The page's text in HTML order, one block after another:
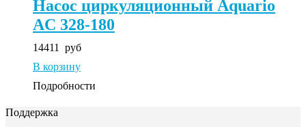
Насос циркуляционный Aquario
AC 328-180
14411
руб
В корзину
Подробности
Поддержка